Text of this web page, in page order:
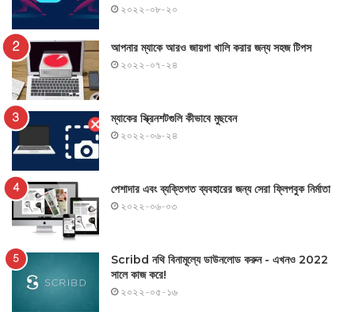
২০২২-০৮-২০
আপনার ম্যাকে আরও জায়গা খালি করার জন্য সহজ টিপস
২০২২-০৭-২৪
ম্যাকের স্ক্রিনশটগুলি কীভাবে মুছবেন
২০২২-০৬-২৪
পেশাদার এবং ব্যক্তিগত ব্যবহারের জন্য সেরা ফ্লিপবুক নির্মাতা
২০২২-০৬-০৩
Scribd নথি বিনামূল্যে ডাউনলোড করুন - এখনও 2022
সালে কাজ করে!
২০২২-০৫-১৬